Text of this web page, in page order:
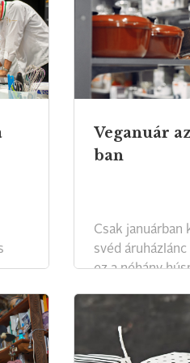
Veganuár
ban
Csak januárban
svéd
ez a néhány